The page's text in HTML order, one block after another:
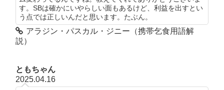
す。SBは確かにいやらしい面もあるけど、利益を出すとい
う点では正しいんだと思います。たぶん。
アラジン・パスカル・ジニー（携帯乞食用語解
説）
ともちゃん
2025.04.16